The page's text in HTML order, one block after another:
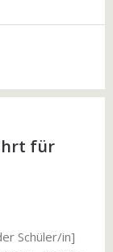
für
Schüler/in]